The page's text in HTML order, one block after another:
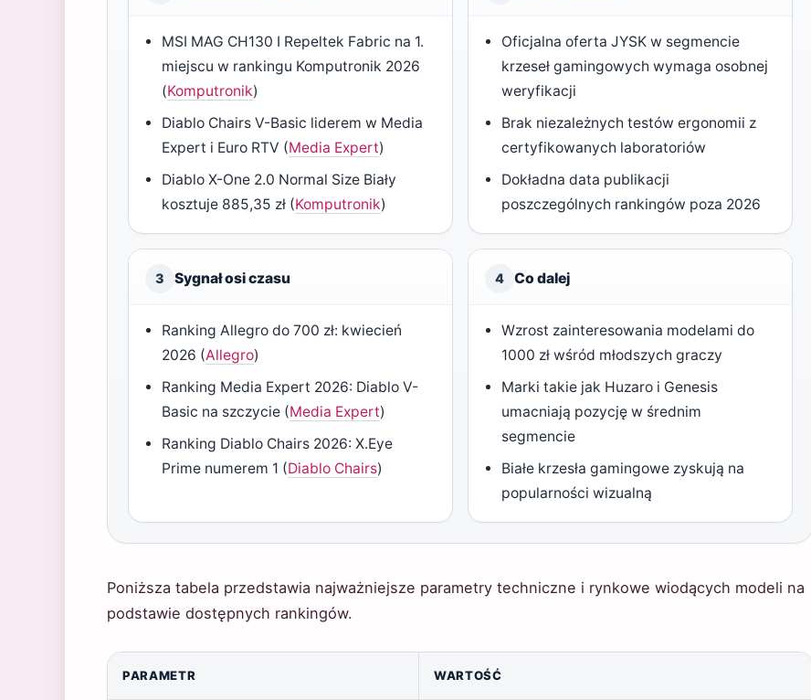
MSI MAG CH130 I Repeltek Fabric na 1.
miejscu w rankingu Komputronik 2026
(Komputronik)
Diablo Chairs V-Basic liderem w Media
Expert i Euro RTV (Media Expert)
Diablo X-One 2.0 Normal Size Biały
kosztuje 885,35 zł (Komputronik)
Oficjalna oferta JYSK w segmencie
krzeseł gamingowych wymaga osobnej
weryfikacji
Brak niezależnych testów ergonomii z
certyfikowanych laboratoriów
Dokładna data publikacji
poszczególnych rankingów poza 2026
3 Sygnał osi czasu
Ranking Allegro do 700 zł: kwiecień
2026 (Allegro)
Ranking Media Expert 2026: Diablo V-
Basic na szczycie (Media Expert)
Ranking Diablo Chairs 2026: X.Eye
Prime numerem 1 (Diablo Chairs)
4 Co dalej
Wzrost zainteresowania modelami do
1000 zł wśród młodszych graczy
Marki takie jak Huzaro i Genesis
umacniają pozycję w średnim
segmencie
Białe krzesła gamingowe zyskują na
popularności wizualną
Poniższa tabela przedstawia najważniejsze parametry techniczne i rynkowe wiodących modeli na
podstawie dostępnych rankingów.
PARAMETR WARTOŚĆ